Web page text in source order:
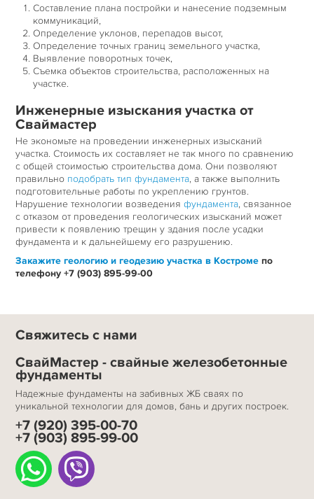
Составление плана постройки и нанесение подземным
коммуникаций,
Определение уклонов, перепадов высот,
Определение точных границ земельного участка,
Выявление поворотных точек,
Съемка объектов строительства, расположенных на
участке.
Инженерные изыскания участка от
Сваймастер
Не экономьте на проведении инженерных изысканий
участка. Стоимость их составляет не так много по сравнению
с общей стоимостью строительства дома. Они позволяют
правильно подобрать тип фундамента, а также выполнить
подготовительные работы по укреплению грунтов.
Нарушение технологии возведенияфундамента, связанное
с отказом от проведения геологических изысканий может
привести к появлению трещин у здания после усадки
фундамента и к дальнейшему его разрушению.
Закажите геологию и геодезию участка в Костроме по
телефону +7 (903) 895-99-00
Свяжитесь с нами
СвайМастер - свайные железобетонные
фундаменты
Надежные фундаменты на забивных ЖБ сваях по
уникальной технологии для домов, бань и других построек.
+7 (920) 395-00-70
+7 (903) 895-99-00